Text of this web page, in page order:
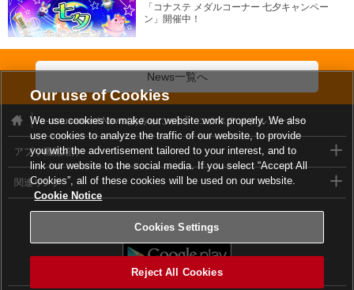
「コナステ メダルコーナー 七夕キャンペー
ン」開催中！
News一覧へ
e-amusement News(あみゅにゅ) コナステ メダルコーナー
アプリ機能紹介
関連リンク
Our use of Cookies
We use cookies to make our website work properly. We also
use cookies to analyze the traffic of our website, to provide
you with the advertisement tailored to your interest, and to
link our website to the social media. If you select “Accept All
Cookies”, all of these cookies will be used on our website.
Cookie Notice
Cookies Settings
Reject All Cookies